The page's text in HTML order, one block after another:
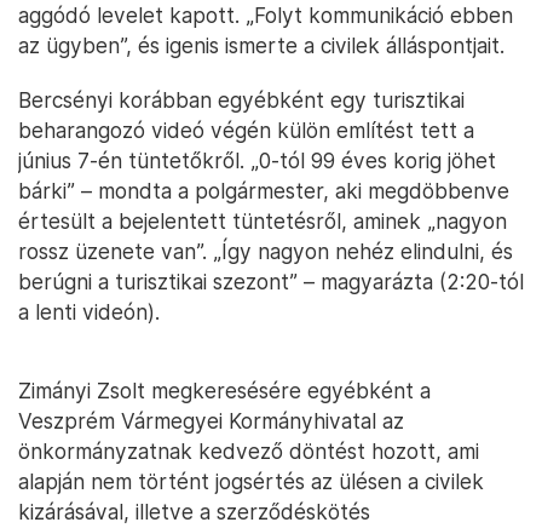
aggódó levelet kapott. „Folyt kommunikáció ebben
az ügyben”, és igenis ismerte a civilek álláspontjait.
Bercsényi korábban egyébként egy turisztikai
beharangozó videó végén külön említést tett a
június 7-én tüntetőkről. „0-tól 99 éves korig jöhet
bárki” – mondta a polgármester, aki megdöbbenve
értesült a bejelentett tüntetésről, aminek „nagyon
rossz üzenete van”. „Így nagyon nehéz elindulni, és
berúgni a turisztikai szezont” – magyarázta (2:20-tól
a lenti videón).
Zimányi Zsolt megkeresésére egyébként a
Veszprém Vármegyei Kormányhivatal az
önkormányzatnak kedvező döntést hozott, ami
alapján nem történt jogsértés az ülésen a civilek
kizárásával, illetve a szerződéskötés